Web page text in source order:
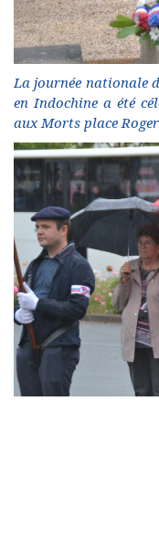
La journée nationale
en Indochine a été
aux Morts place